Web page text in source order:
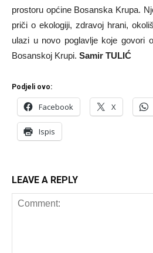
prostoru općine Bosanska Krupa.
priči o ekologiji, zdravoj hrani,
ulazi u novo poglavlje koje govori
Bosanskoj Krupi. Samir TULIĆ
Podjeli ovo:
Facebook X
Ispis
LEAVE A REPLY